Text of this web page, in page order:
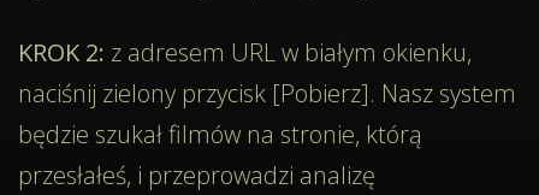
KROK 2: z adresem URL w białym okienku,
naciśnij zielony przycisk [Pobierz]. Nasz system
będzie szukał filmów na stronie, którą
przesłałeś, i przeprowadzi analizę